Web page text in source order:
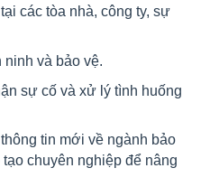
các tòa nhà, công ty, sự
ninh và bảo vệ.
sự cố và xử lý tình huống
tin mới về ngành bảo
chuyên nghiệp để nâng